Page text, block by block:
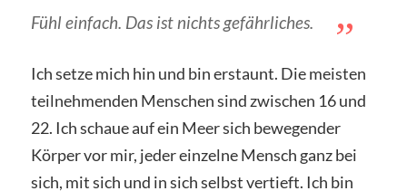
Fühl einfach. Das ist nichts gefährliches.
Ich setze mich hin und bin erstaunt. Die meisten
teilnehmenden Menschen sind zwischen 16 und
22. Ich schaue auf ein Meer sich bewegender
Körper vor mir, jeder einzelne Mensch ganz bei
sich, mit sich und in sich selbst vertieft. Ich bin